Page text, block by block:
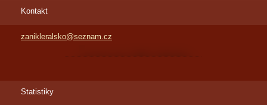
Kontakt
zanikleralsko@seznam.cz
Statistiky